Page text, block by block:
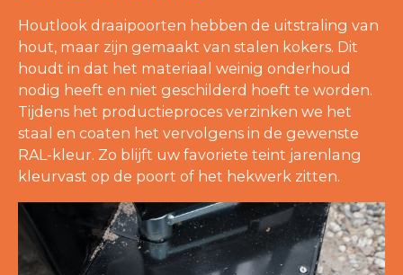
Houtlook draaipoorten hebben de uitstraling van
hout, maar zijn gemaakt van stalen kokers. Dit
houdt in dat het materiaal weinig onderhoud
nodig heeft en niet geschilderd hoeft te worden.
Tijdens het productieproces verzinken we het
staal en coaten het vervolgens in de gewenste
RAL-kleur. Zo blijft uw favoriete teint jarenlang
kleurvast op de poort of het hekwerk zitten.